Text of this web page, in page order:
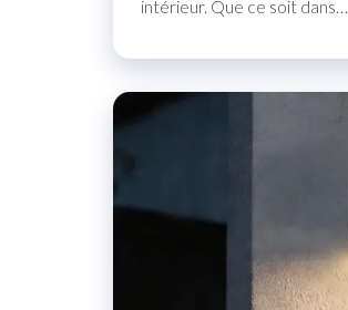
intérieur. Que ce soit dans…